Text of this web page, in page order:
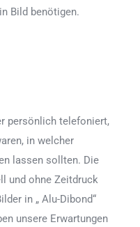
Bild benötigen.
persönlich telefoniert,
in welcher
lassen sollten. Die
und ohne Zeitdruck
in „ Alu-Dibond“
unsere Erwartungen